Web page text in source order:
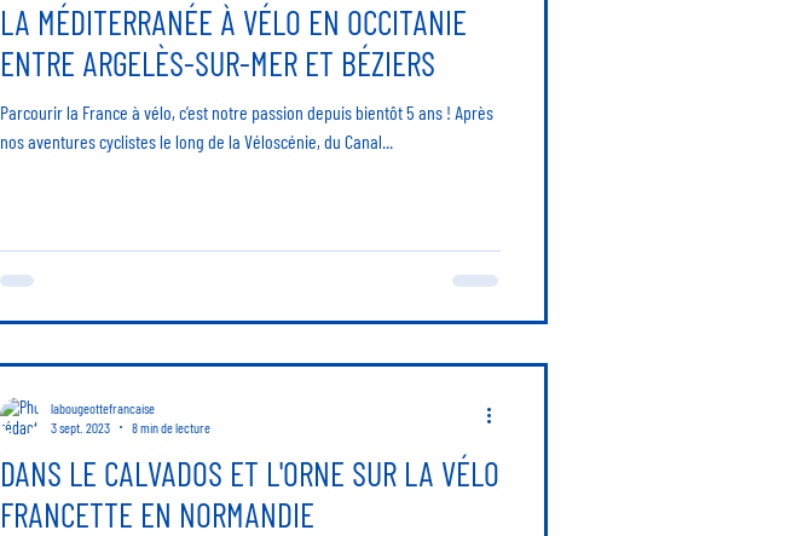
LA MÉDITERRANÉE À VÉLO EN OCCITANIE
ENTRE ARGELÈS-SUR-MER ET BÉZIERS
Parcourir la France à vélo, c’est notre passion depuis bientôt 5 ans ! Après
nos aventures cyclistes le long de la Véloscénie, du Canal...
DANS LE CALVADOS ET L'ORNE SUR LA VÉLO
FRANCETTE EN NORMANDIE
labougeottefrancaise
3 sept. 2023
8 min de lecture